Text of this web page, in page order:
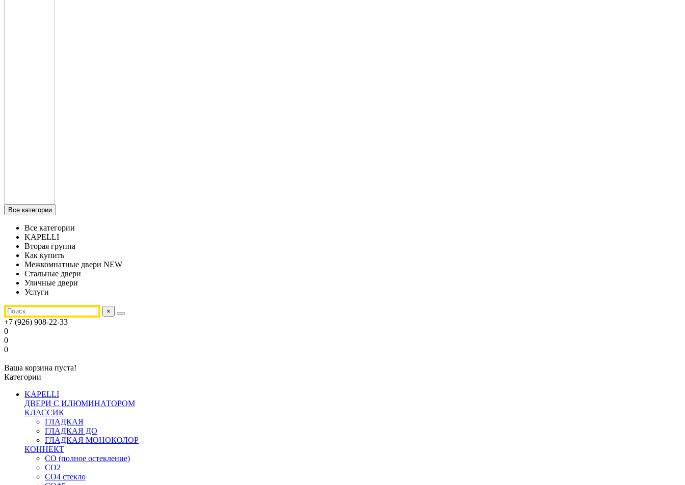
Все категории
Все категории
KAPELLI
Вторая группа
Как купить
Межкомнатные двери NEW
Стальные двери
Уличные двери
Услуги
×
+7 (926) 908-22-33
0
0
0
Ваша корзина пуста!
Категории
KAPELLI
ДВЕРИ С ИЛЮМИНАТОРОМ
КЛАССИК
ГЛАДКАЯ
ГЛАДКАЯ ДО
ГЛАДКАЯ МОНОКОЛОР
КОННЕКТ
СО (полное остекление)
СО2
СО4 стекло